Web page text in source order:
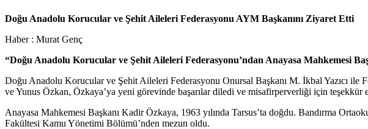
Doğu Anadolu Korucular ve Şehit Aileleri Federasyonu AYM Başkanını Ziyaret Etti
Haber : Murat Genç
“Doğu Anadolu Korucular ve Şehit Aileleri Federasyonu’ndan Anayasa Mahkemesi
Doğu Anadolu Korucular ve Şehit Aileleri Federasyonu Onursal Başkanı M. İkbal Yazıcı ile
ve Yunus Özkan, Özkaya’ya yeni görevinde başarılar diledi ve misafirperverliği için teşekkür
Anayasa Mahkemesi Başkanı Kadir Özkaya, 1963 yılında Tarsus’ta doğdu. Bandırma
Fakültesi Kamu Yönetimi Bölümü’nden mezun oldu.